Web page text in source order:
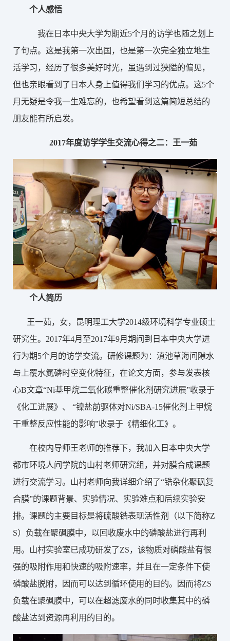
个人感悟
我在日本中央大学为期近5个月的访学也随之划上
了句点。这是我第一次出国，也是第一次完全独立地生
活学习，经历了很多美好时光，虽遇到过狭隘的偏见，
但也亲眼看到了日本人身上值得我们学习的优点。这5个
月无疑是令我一生难忘的，也希望看到这篇简短总结的
朋友能有所启发。
2017年度访学学生交流心得之二：王一茹
个人简历
王一茹，女，昆明理工大学2014级环境科学专业硕士
研究生。2017年4月至2017年9月期间到日本中央大学进
行为期5个月的访学交流。研修课题为：滇池草海间隙水
与上覆水氮磷时空变化特征，在论文方面，参与发表核
心B文章“Ni基甲烷二氧化碳重整催化剂研究进展”收录于
《化工进展》、 “镍盐前驱体对Ni/SBA-15催化剂上甲烷
干重整反应性能的影响”收录于《精细化工》。
在校内导师王老师的推荐下，我加入日本中央大学
都市环境人间学院的山村老师研究组，并对膜合成课题
进行交流学习。山村老师向我详细介绍了“锆杂化聚砜复
合膜”的课题背景、实验情况、实验难点和后续实验安
排。课题的主要目标是将硫酸锆表现活性剂（以下简称Z
S）负载在聚砜膜中，以回收废水中的磷酸盐进行再利
用。山村实验室已成功研发了ZS，该物质对磷酸盐有很
强的吸附作用和快速的吸附速率，并且在一定条件下使
磷酸盐脱附，因而可以达到循环使用的目的。因而将ZS
负载在聚砜膜中，可以在超滤废水的同时收集其中的磷
酸盐达到资源再利用的目的。